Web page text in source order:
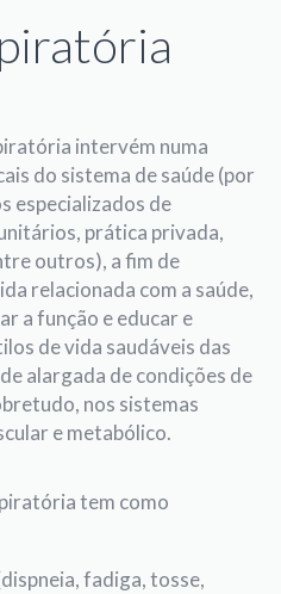
intervém numa
do sistema de saúde (por
especializados de
prática privada,
outros), a fim de
relacionada com a saúde,
a função e educar e
de vida saudáveis das
alargada de condições de
nos sistemas
e metabólico.
tem como
fadiga, tosse,